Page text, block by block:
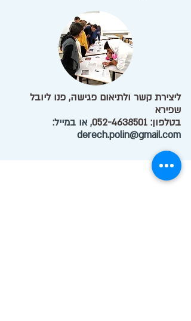
ליצירת קשר ולתיאום פגישה, פנו ליובל
שפירא
בטלפון: 052-4638501, או במייל:
derech.polin@gmail.com
הרשמו לקבלת הניוזלטר שלנו: